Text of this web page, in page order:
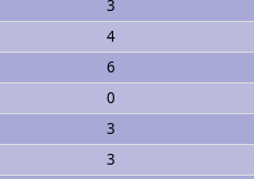
3
4
6
0
3
3